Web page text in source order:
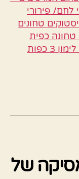
לחם/ פירורי
טחונים
טחונה כפית
פלפל שאטה כפית מלח קמצוץ מלח לימון 3 כפות
של